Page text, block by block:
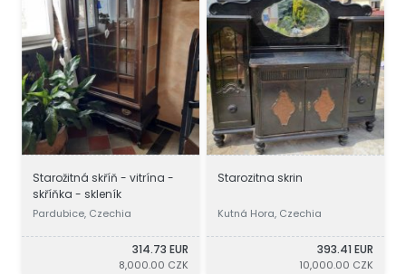
Starožitná skříň - vitrína -
skříňka - skleník
Pardubice, Czechia
314.73 EUR
8,000.00 CZK
Starozitna skrin
Kutná Hora, Czechia
393.41 EUR
10,000.00 CZK